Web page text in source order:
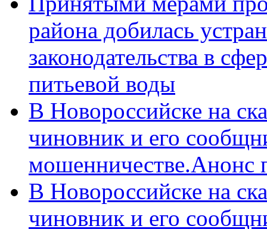
района добилась
законодательства в
питьевой воды
В Новороссийске на
чиновник и его
мошенничестве.Анонс
В Новороссийске на
чиновник и его